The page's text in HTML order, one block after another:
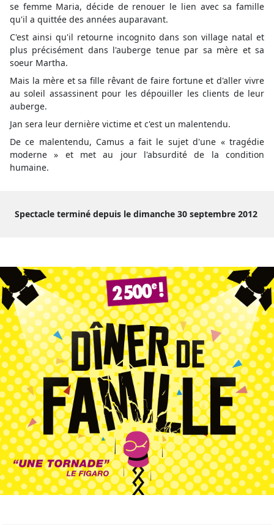
se femme Maria, décide de renouer le lien avec sa famille
qu'il a quittée des années auparavant.
C'est ainsi qu'il retourne incognito dans son village natal et
plus précisément dans l'auberge tenue par sa mère et sa
soeur Martha.
Mais la mère et sa fille rêvant de faire fortune et d'aller vivre
au soleil assassinent pour les dépouiller les clients de leur
auberge.
Jan sera leur dernière victime et c'est un malentendu.
De ce malentendu, Camus a fait le sujet d'une « tragédie
moderne » et met au jour l'absurdité de la condition
humaine.
Spectacle terminé depuis le dimanche 30 septembre 2012